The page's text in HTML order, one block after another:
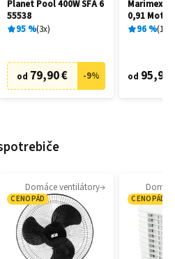
Planet Pool 400W SFA 6
55538
95% 3x
od 79,90 € -9%
Marimex
0,91 Motív
10340245
96% 15
od 95,90
Domáce ventilátory
CENOPÁD CENOPÁD